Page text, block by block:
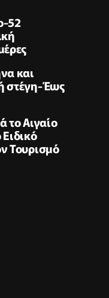
52
και
στέγη-Έως
το Αιγαίο
Τουρισμό